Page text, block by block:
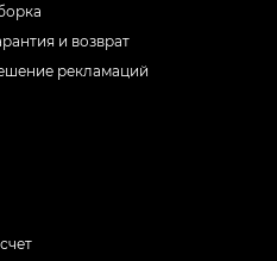
и возврат
рекламаций